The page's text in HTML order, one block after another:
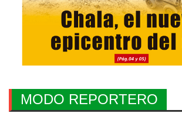
MODO REPORTERO